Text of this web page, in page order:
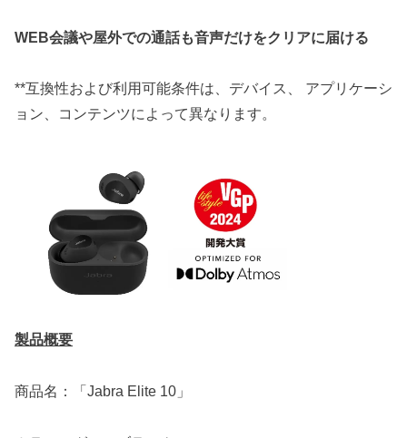
WEB会議や屋外での通話も音声だけをクリアに届ける
**互換性および利用可能条件は、デバイス、 アプリケーシ
ョン、コンテンツによって異なります。
製品概要
商品名：「Jabra Elite 10」